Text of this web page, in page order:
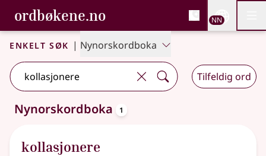
Gå til hovudinnhald
Tilgjenge
ordbøkene.no, Bokmålsordboka og
Bokmålsordboka og Nynorskordboka
NN
Enkelt søk | Nynorskordboka
Tilfeldig ord
Eitt treff.Ytterlegare søkjeforslag tilgjengelege
Nynorskordboka 1
kollasjonere